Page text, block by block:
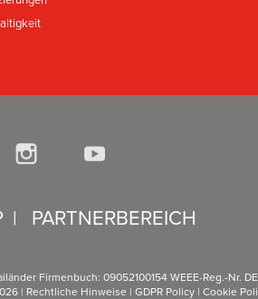
| PARTNERBEREICH
Firmenbuch: 09052100154 WEEE-Reg.-Nr.
| Rechtliche Hinweise | GDPR Policy | Cookie